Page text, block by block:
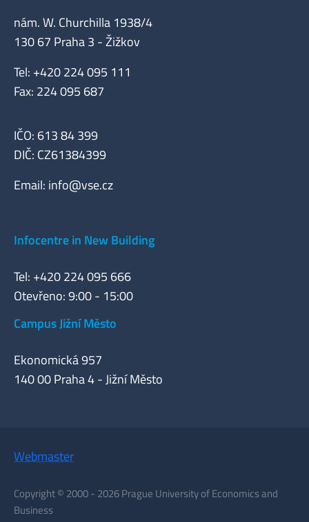
nám. W. Churchilla 1938/4
130 67 Praha 3 - Žižkov
Tel: +420 224 095 111
Fax: 224 095 687
IČO: 613 84 399
DIČ: CZ61384399
Email: info@vse.cz
Infocentre in New Building
Tel: +420 224 095 666
Otevřeno: 9:00 - 15:00
Campus Jižní Město
Ekonomická 957
140 00 Praha 4 - Jižní Město
Webmaster
Copyright © 2000 - 2026 Prague University of Economics and
Business